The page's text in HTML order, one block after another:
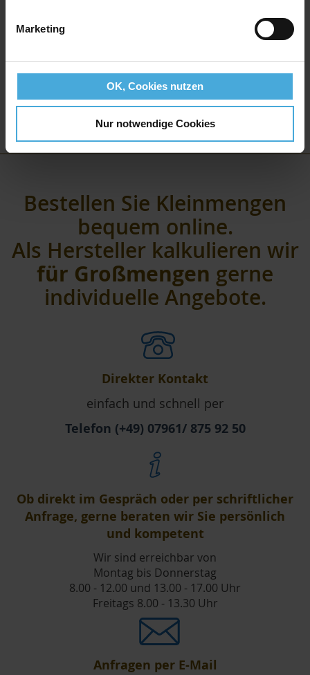
Marketing
OK, Cookies nutzen
Nur notwendige Cookies
Bestellen Sie Kleinmengen
bequem online.
Als Hersteller kalkulieren wir
für Großmengen gerne
individuelle Angebote.
Direkter Kontakt
einfach und schnell per
Telefon (+49) 07961/ 875 92 50
Ob direkt im Gespräch oder per schriftlicher
Anfrage, gerne beraten wir Sie persönlich
und kompetent
Wir sind erreichbar von
Montag bis Donnerstag
8.00 - 12.00 und 13.00 - 17.00 Uhr
Freitags 8.00 - 13.30 Uhr
Anfragen per E-Mail